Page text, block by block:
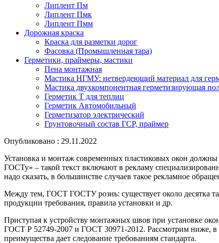
Липлент Пм
Липлент Пмк
Липлент Пмм
Дорожная краска
Краска для разметки дорог
Фасовка (Промышленная тара)
Герметики, праймеры, мастики
Пена монтажная
Мастика НГМУ: нетвердеющий материал для
Мастика двухкомпонентная герметизирующая
Герметик Т для теплиц
Герметик Автомобильный
Герметизатор электрический
Грунтовочный состав ГСР, праймер
Опубликовано : 29.11.2022
Установка и монтаж современных пластиковых окон
ГОСТу» – такой текст включают в рекламу
надо сказать, в большинстве случаев такое рекламное
Между тем, ГОСТ ГОСТУ рознь: существует около десятка
продукции требования, правила установки и др.
Приступая к устройству монтажных швов при установке
ГОСТ Р 52749-2007 и ГОСТ 30971-2012. Рассмотрим ниже, в
преимущества дает следование требованиям стандарта.